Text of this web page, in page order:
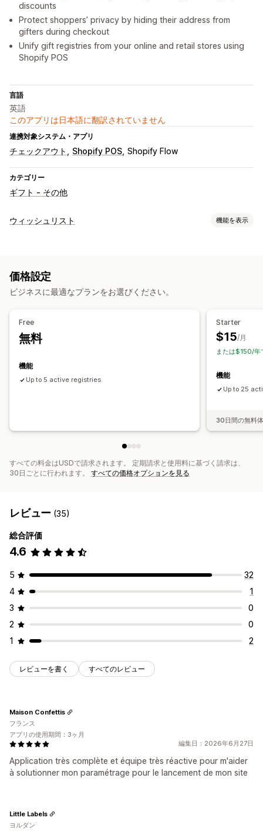
discounts
Protect shoppers’ privacy by hiding their address from
gifters during checkout
Unify gift registries from your online and retail stores using
Shopify POS
言語
英語
このアプリは日本語に翻訳されていません
連携対象システム・アプリ
チェックアウト Shopify POS Shopify Flow
カテゴリー
ギフト - その他
ウィッシュリスト 機能を表示
公開ウィッシュリスト
複数リスト
カスタムブランディング
価格設定
ビジネスに最適なプランをお選びください。
Free
無料
機能
Up to 5 active registries
Starter
$15/月
または$150/年
機能
Up to 25
30日間の無料
すべての料金はUSDで請求されます。 定期請求と使用料に基づく請求は、
30日ごとに行われます。 すべての価格オプションを見る
レビュー (35)
総合評価
4.6
5
32
4
1
3
0
2
0
1
2
レビューを書く すべてのレビュー
編集日：2026年6月27日
Application très complète et équipe très réactive pour m'aider
à solutionner mon paramétrage pour le lancement de mon site
Maison Confettis
フランス
アプリの使用期間：3ヶ月
Little Labels
ヨルダン